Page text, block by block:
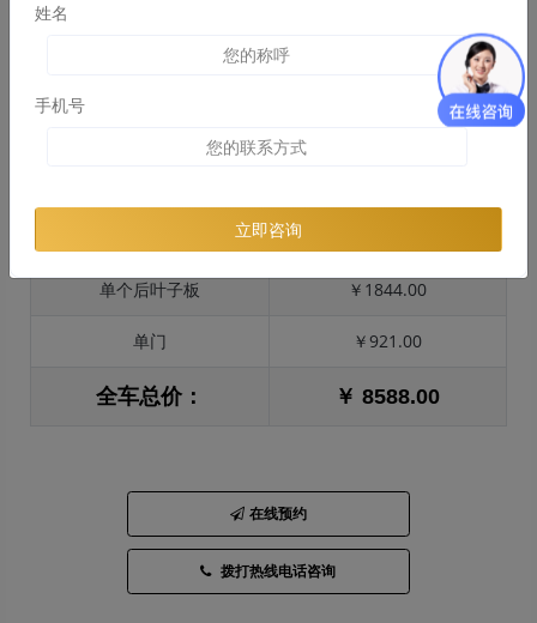
单个后叶子板 ￥1844.00
单门 ￥921.00
全车总价： ￥ 8588.00
在线预约
拨打热线电话咨询
姓名
手机号
立即咨询